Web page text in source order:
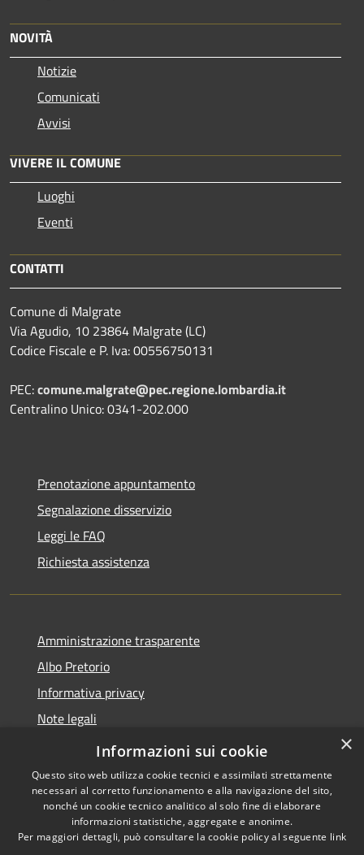
NOVITÀ
Notizie
Comunicati
Avvisi
VIVERE IL COMUNE
Luoghi
Eventi
CONTATTI
Comune di Malgrate
Via Agudio, 10 23864 Malgrate (LC)
Codice Fiscale e P. Iva: 00556750131
PEC:comune.malgrate@pec.regione.lombardia.it
Centralino Unico: 0341-202.000
Prenotazione appuntamento
Segnalazione disservizio
Leggi le FAQ
Richiesta assistenza
Amministrazione trasparente
Albo Pretorio
Informativa privacy
Note legali
Dichiarazione di accessibilità
Accessibilità
Copyright © 2026 • Comune di
Malgrate • Powered by
×
Informazioni sui cookie
Questo sito web utilizza cookie tecnici e assimilati strettamente
necessari al corretto funzionamento e alla navigazione del sito,
nonché un cookie tecnico analitico al solo fine di elaborare
informazioni statistiche, aggregate e anonime.
Per maggiori dettagli, può consultare la cookie policy al seguente link